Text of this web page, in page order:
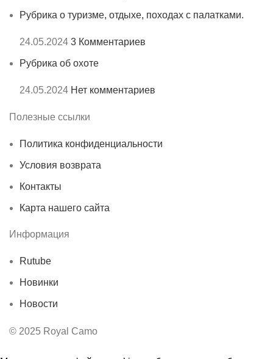
Рубрика о туризме, отдыхе, походах с палатками.
24.05.2024 3 Комментариев
Рубрика об охоте
24.05.2024 Нет комментариев
Полезные ссылки
Политика конфиденциальности
Условия возврата
Контакты
Карта нашего сайта
Информация
Rutube
Новинки
Новости
© 2025 Royal Camo